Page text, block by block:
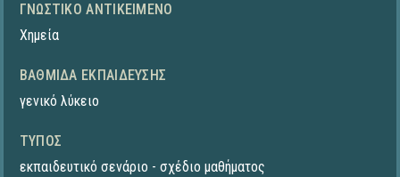
ΓΝΩΣΤΙΚΌ ΑΝΤΙΚΕΊΜΕΝΟ
Χημεία
ΒΑΘΜΊΔΑ ΕΚΠΑΊΔΕΥΣΗΣ
γενικό λύκειο
ΤΎΠΟΣ
εκπαιδευτικό σενάριο - σχέδιο μαθήματος